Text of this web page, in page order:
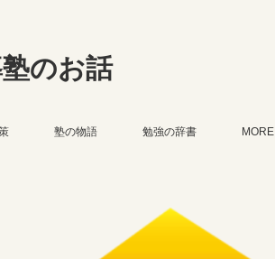
のお話
塾の物語 勉強の辞書 MORE